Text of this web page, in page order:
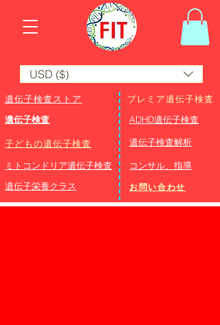
USD ($)
遺伝子検査ストア
遺伝子検査
子どもの遺伝子検査
ミトコンドリア遺伝子検査
遺伝子栄養クラス
プレミア遺伝子検査
ADHD遺伝子検査
​遺伝子検査解析
コンサル、指導
お問い合わせ